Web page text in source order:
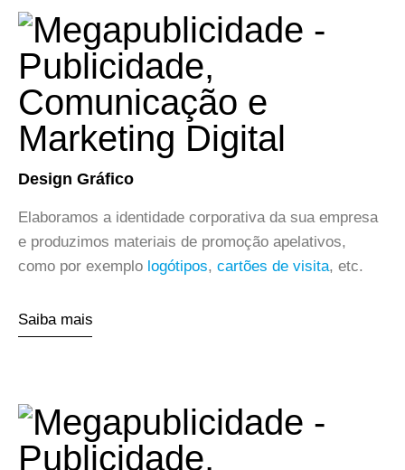
Design Gráfico
Elaboramos a identidade corporativa da sua empresa
e produzimos materiais de promoção apelativos,
como por exemplo logótipos, cartões de visita, etc.
Saiba mais